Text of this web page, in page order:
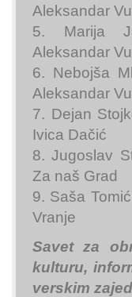
Aleksandar
5. Marija
Aleksandar
6. Nebojša
Aleksandar
7. Dejan
Ivica Dačić
8. Jugoslav
Za naš Grad
9. Saša
Vranje
Savet za
kulturu,
verskim